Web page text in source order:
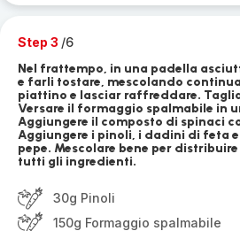
Step 3 /6
Nel frattempo, in una padella
e farli tostare, mescolando
piattino e lasciar raffreddare.
Versare il formaggio spalmabile in
Aggiungere il composto di spinaci
Aggiungere i pinoli, i dadini di feta
pepe. Mescolare bene per
tutti gli ingredienti.
30g Pinoli
150g Formaggio spalmabile